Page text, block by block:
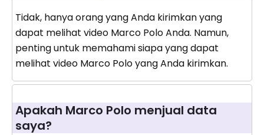
Tidak, hanya orang yang Anda kirimkan yang
dapat melihat video Marco Polo Anda. Namun,
penting untuk memahami siapa yang dapat
melihat video Marco Polo yang Anda kirimkan.
Apakah Marco Polo menjual data
saya?